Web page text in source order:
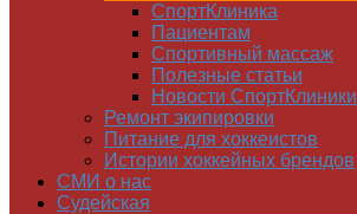
СпортКлиника
Пациентам
Спортивный массаж
Полезные статьи
Новости СпортКлиники
Ремонт экипировки
Питание для хоккеистов
Истории хоккейных брендов
СМИ о нас
Судейская